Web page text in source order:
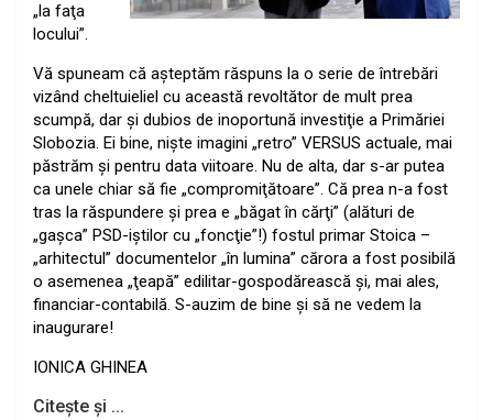
„la faţa
locului”.
Vă spuneam că aşteptăm răspuns la o serie de întrebări
vizând cheltuieliel cu această revoltător de mult prea
scumpă, dar şi dubios de inoportună investiţie a Primăriei
Slobozia. Ei bine, nişte imagini „retro” VERSUS actuale, mai
păstrăm şi pentru data viitoare. Nu de alta, dar s-ar putea
ca unele chiar să fie „compromiţătoare”. Că prea n-a fost
tras la răspundere şi prea e „băgat în cărţi” (alături de
„gaşca” PSD-iştilor cu „foncţie”!) fostul primar Stoica –
„arhitectul” documentelor „în lumina” cărora a fost posibilă
o asemenea „ţeapă” edilitar-gospodărească şi, mai ales,
financiar-contabilă. S-auzim de bine şi să ne vedem la
inaugurare!
IONICA GHINEA
Citește și ...